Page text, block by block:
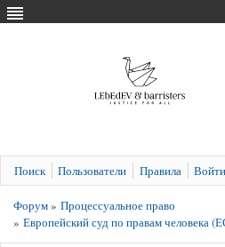
Поиск Пользователи Правила Войти
Форум» Процессуальное право
» Европейский суд по правам человека